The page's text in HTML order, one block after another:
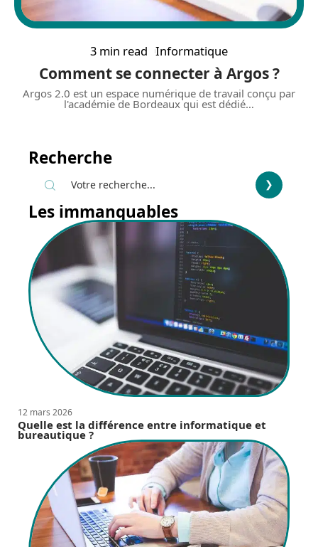
3 min read Informatique
Comment se connecter à Argos ?
Argos 2.0 est un espace numérique de travail conçu par
l'académie de Bordeaux qui est dédié…
Recherche
Les immanquables
12 mars 2026
Quelle est la différence entre informatique et
bureautique ?